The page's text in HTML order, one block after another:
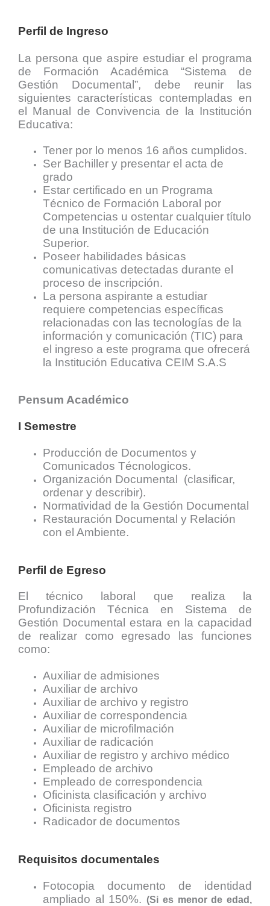
Perfil de Ingreso
La persona que aspire estudiar el programa
de Formación Académica “Sistema de
Gestión Documental”, debe reunir las
siguientes características contempladas en
el Manual de Convivencia de la Institución
Educativa:
Tener por lo menos 16 años cumplidos.
Ser Bachiller y presentar el acta de
grado
Estar certificado en un Programa
Técnico de Formación Laboral por
Competencias u ostentar cualquier título
de una Institución de Educación
Superior.
Poseer habilidades básicas
comunicativas detectadas durante el
proceso de inscripción.
La persona aspirante a estudiar
requiere competencias específicas
relacionadas con las tecnologías de la
información y comunicación (TIC) para
el ingreso a este programa que ofrecerá
la Institución Educativa CEIM S.A.S
Pensum Académico
I Semestre
Producción de Documentos y
Comunicados Técnologicos.
Organización Documental (clasificar,
ordenar y describir).
Normatividad de la Gestión Documental
Restauración Documental y Relación
con el Ambiente.
Perfil de Egreso
El técnico laboral que realiza la
Profundización Técnica en Sistema de
Gestión Documental estara en la capacidad
de realizar como egresado las funciones
como:
Auxiliar de admisiones
Auxiliar de archivo
Auxiliar de archivo y registro
Auxiliar de correspondencia
Auxiliar de microfilmación
Auxiliar de radicación
Auxiliar de registro y archivo médico
Empleado de archivo
Empleado de correspondencia
Oficinista clasificación y archivo
Oficinista registro
Radicador de documentos
Requisitos documentales
Fotocopia documento de identidad
ampliado al 150%.(Si es menor de edad,